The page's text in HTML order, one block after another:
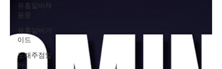
유흥알바채
용중
유흥알바가
이드
노래주점알
바